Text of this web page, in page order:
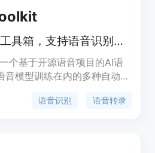
本地部署的AI语音工具箱，支持语音识别、转录和转换。
个基于开源语音项目的AI语
音模型训练在内的多种自动化
要选择性使用这些工具，或按
语音识别 语音转录